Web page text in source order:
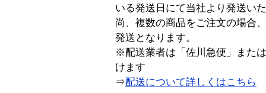
いる発送日にて当社より発送い
尚、複数の商品をご注文の場合
発送となります。
※配送業者は「佐川急便」また
けます
⇒配送について詳しくはこちら